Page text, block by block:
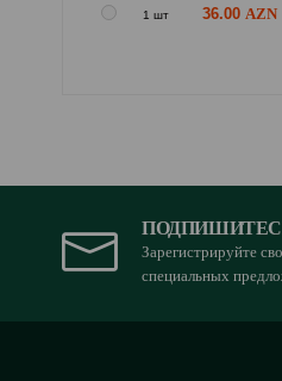
1 шт
36.00
Зарегистрируйте
специальных